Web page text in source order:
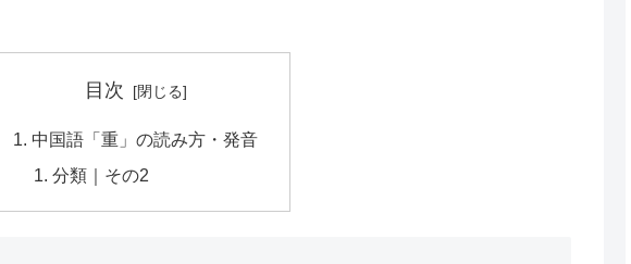
目次
中国語「重」の読み方・発音
分類｜その2